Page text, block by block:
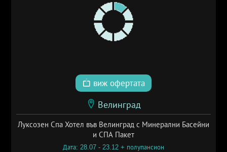
виж офертата
Велинград
Луксозен Спа Хотел във Велинград с Минерални Басейни
и СПА Пакет
Дата: 28.07 - 23.12 + полупансион